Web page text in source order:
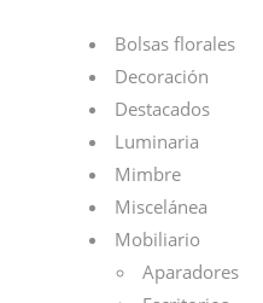
Bolsas florales
Decoración
Destacados
Luminaria
Mimbre
Miscelánea
Mobiliario
Aparadores